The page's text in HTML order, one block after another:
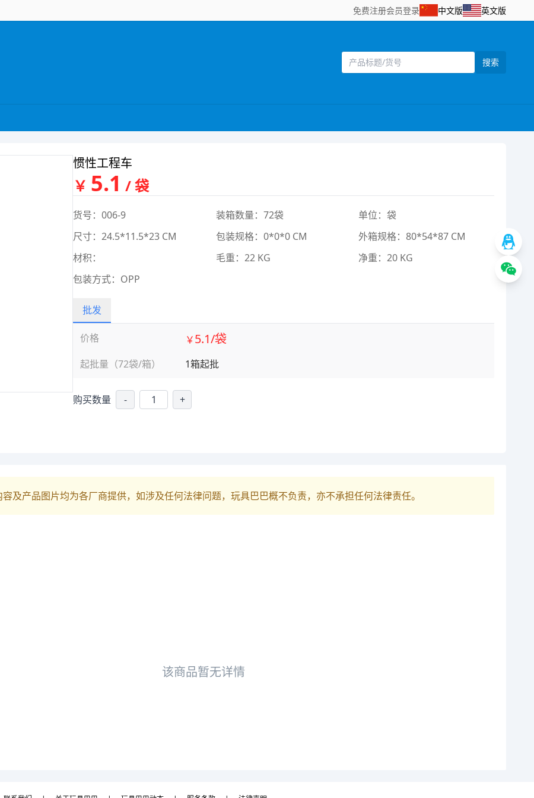
免费注册会员登录 中文版 英文版
搜索
惯性工程车
￥ 5.1 / 袋
货号：006-9 装箱数量：72袋
单位：袋
尺寸：24.5*11.5*23 CM
包装规格：0*0*0 CM
外箱规格：80*54*87 CM
材积：
毛重：22 KG
净重：20 KG
包装方式：OPP
批发
价格
起批量（72袋/箱）
￥5.1/袋
1箱起批
购买数量 - +
及产品图片均为各厂商提供，如涉及任何法律问题，玩具巴巴概不负责，亦不承担任何法律责任。
该商品暂无详情